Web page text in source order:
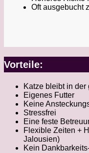
Oft ausgebucht
Vorteile:
Katze bleibt in
Eigenes Futter
Keine
Stressfrei
Eine feste
Flexible Zeiten +
Jalousien)
Kein